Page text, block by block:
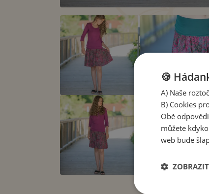
🍪
A) Naše
B) Cookies
Obě
můžete
web bude